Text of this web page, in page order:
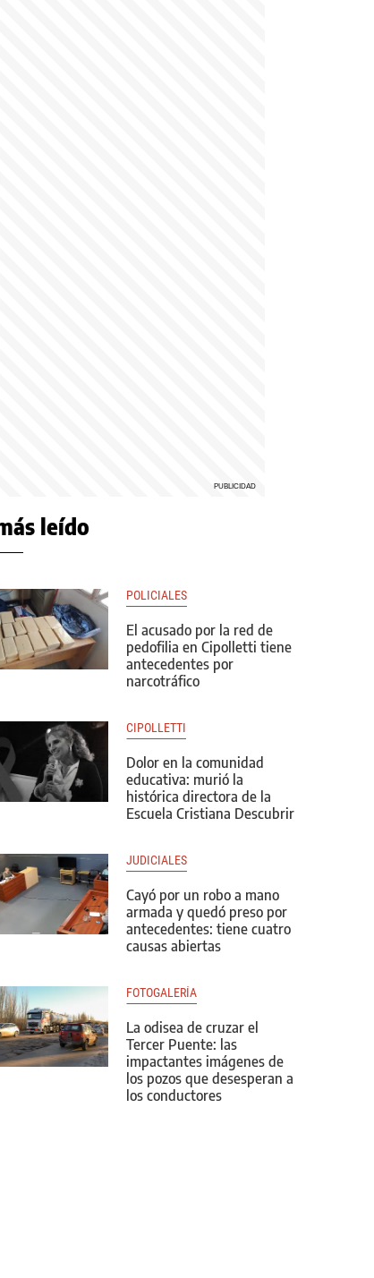
leído
POLICIALES
El acusado por la red de
pedofilia en Cipolletti tiene
antecedentes por
narcotráfico
CIPOLLETTI
Dolor en la comunidad
educativa: murió la
histórica directora de la
Escuela Cristiana Descubrir
JUDICIALES
Cayó por un robo a mano
armada y quedó preso por
antecedentes: tiene cuatro
causas abiertas
FOTOGALERÍA
La odisea de cruzar el
Tercer Puente: las
impactantes imágenes de
los pozos que desesperan a
los conductores